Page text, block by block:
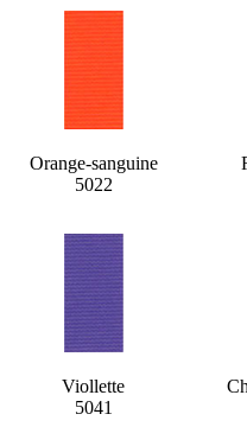
Orange-sanguine
5022
Viollette
5041